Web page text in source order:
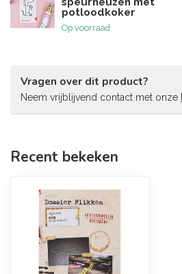
potloodkoker
Op voorraad
Vragen over dit product?
Neem vrijblijvend contact met onze
Recent bekeken